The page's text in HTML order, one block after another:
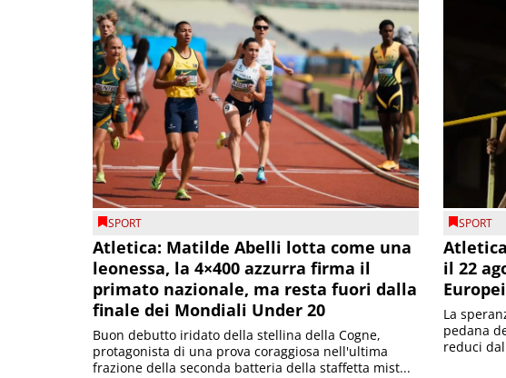
SPORT
Atletica: Matilde Abelli lotta come una
leonessa, la 4×400 azzurra firma il
primato nazionale, ma resta fuori dalla
finale dei Mondiali Under 20
Buon debutto iridato della stellina della Cogne,
protagonista di una prova coraggiosa nell'ultima
frazione della seconda batteria della staffetta mist...
SPORT
il 22
La
pedana
reduci